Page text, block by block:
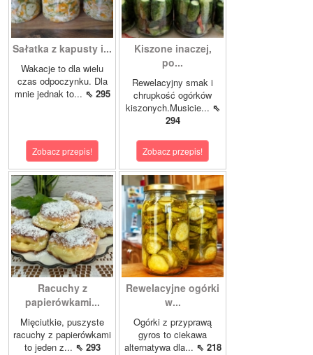
Sałatka z kapusty i...
Wakacje to dla wielu
czas odpoczynku. Dla
mnie jednak to... ⇖ 295
Zobacz przepis!
Kiszone inaczej,
po...
Rewelacyjny smak i
chrupkość ogórków
kiszonych.Musicie... ⇖
294
Zobacz przepis!
Racuchy z
papierówkami...
Mięciutkie, puszyste
racuchy z papierówkami
to jeden z... ⇖ 293
Rewelacyjne ogórki
w...
Ogórki z przyprawą
gyros to ciekawa
alternatywa dla... ⇖ 218